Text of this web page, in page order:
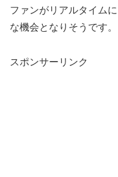
ファンがリアルタイム
な機会となりそうです。
スポンサーリンク